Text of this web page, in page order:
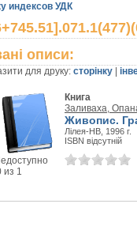
индексов УДК
описи:
для друку: сторінку
из 1
Книга
Заливаха,
Живопис.
Лілея-НВ, 1996 г.
ISBN відсутній